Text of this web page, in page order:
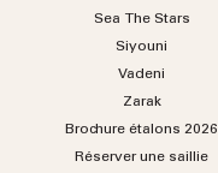
Sea TheStars
Siyouni
Vadeni
Zarak
Brochure étalons 2026
Réserver une saillie